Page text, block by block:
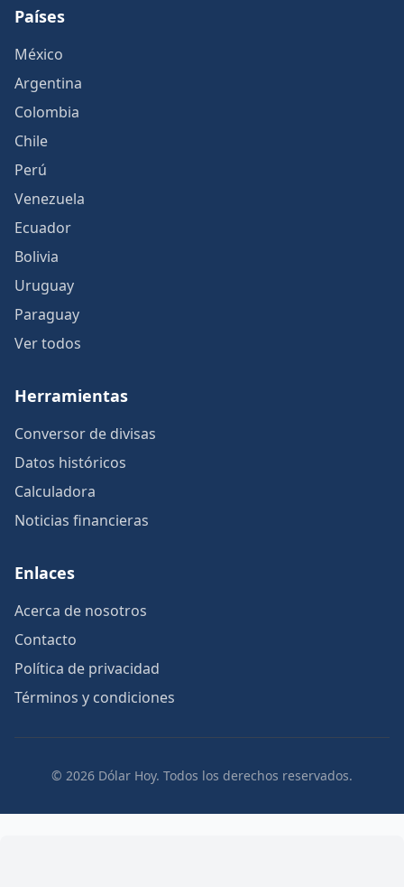
Países
México
Argentina
Colombia
Chile
Perú
Venezuela
Ecuador
Bolivia
Uruguay
Paraguay
Ver todos
Herramientas
Conversor de divisas
Datos históricos
Calculadora
Noticias financieras
Enlaces
Acerca de nosotros
Contacto
Política de privacidad
Términos y condiciones
© 2026 Dólar Hoy. Todos los derechos reservados.